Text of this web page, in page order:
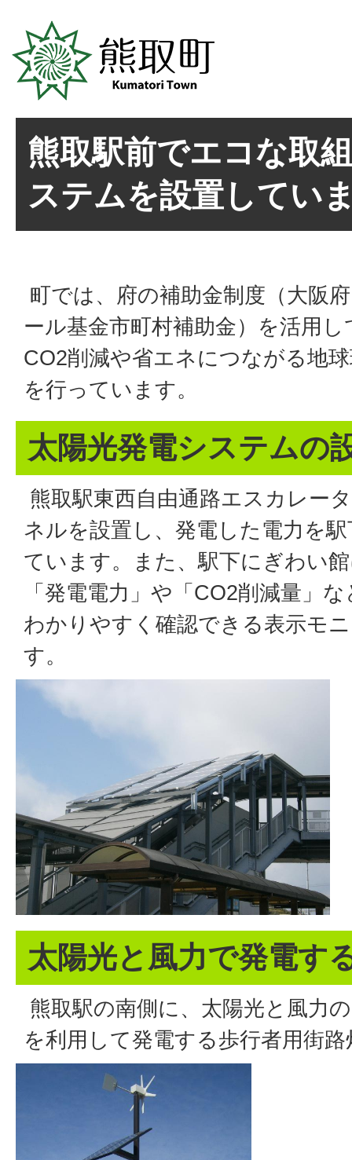
熊取駅前でエコな取
ステムを設置してい
町では、府の補助金制度（大阪
ール基金市町村補助金）を活用
CO2削減や省エネにつながる地
を行っています。
太陽光発電システムの
熊取駅東西自由通路エスカレー
ネルを設置し、発電した電力を
ています。また、駅下にぎわい
「発電電力」や「CO2削減量」
わかりやすく確認できる表示モ
す。
太陽光と風力で発電す
熊取駅の南側に、太陽光と風力
を利用して発電する歩行者用街